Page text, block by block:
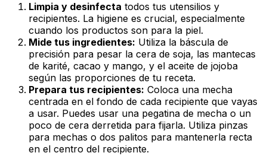
Limpia y desinfecta todos tus utensilios y
recipientes. La higiene es crucial, especialmente
cuando los productos son para la piel.
Mide tus ingredientes: Utiliza la báscula de
precisión para pesar la cera de soja, las mantecas
de karité, cacao y mango, y el aceite de jojoba
según las proporciones de tu receta.
Prepara tus recipientes: Coloca una mecha
centrada en el fondo de cada recipiente que vayas
a usar. Puedes usar una pegatina de mecha o un
poco de cera derretida para fijarla. Utiliza pinzas
para mechas o dos palitos para mantenerla recta
en el centro del recipiente.